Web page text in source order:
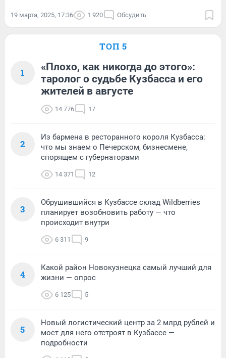
19 марта, 2025, 17:36 1 920 Обсудить
ТОП 5
1
«Плохо, как никогда до этого»:
таролог о судьбе Кузбасса и его
жителей в августе
14 776 17
2
Из бармена в ресторанного короля Кузбасса:
что мы знаем о Печерском, бизнесмене,
спорящем с губернаторами
14 371 12
3
Обрушившийся в Кузбассе склад Wildberries
планирует возобновить работу — что
происходит внутри
6 311 9
4
Какой район Новокузнецка самый лучший для
жизни — опрос
6 125 5
5
Новый логистический центр за 2 млрд рублей и
мост для него отстроят в Кузбассе —
подробности